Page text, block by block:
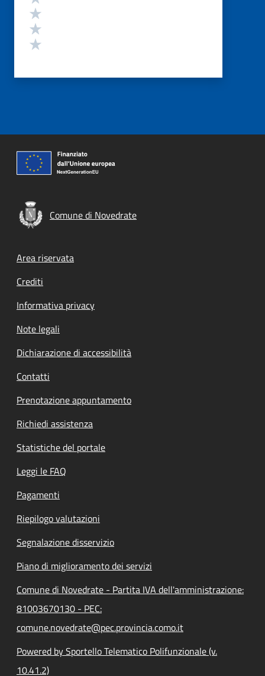
Comune di Novedrate
Footer menu
Area riservata
Crediti
Informativa privacy
Note legali
Dichiarazione di accessibilità
Contatti
Prenotazione appuntamento
Richiedi assistenza
Statistiche del portale
Leggi le FAQ
Pagamenti
Riepilogo valutazioni
Segnalazione disservizio
Piano di miglioramento dei servizi
Comune di Novedrate - Partita IVA dell'amministrazione:
81003670130 - PEC:
comune.novedrate@pec.provincia.como.it
Powered by Sportello Telematico Polifunzionale (v.
10.41.2)